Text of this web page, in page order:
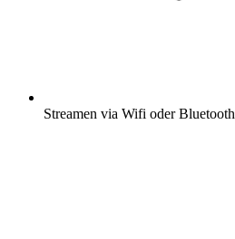
Streamen via Wifi oder Bluetooth